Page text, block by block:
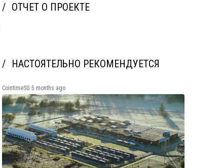
ОТЧЕТ О ПРОЕКТЕ
НАСТОЯТЕЛЬНО РЕКОМЕНДУЕТСЯ
CointimeSG·5 months ago